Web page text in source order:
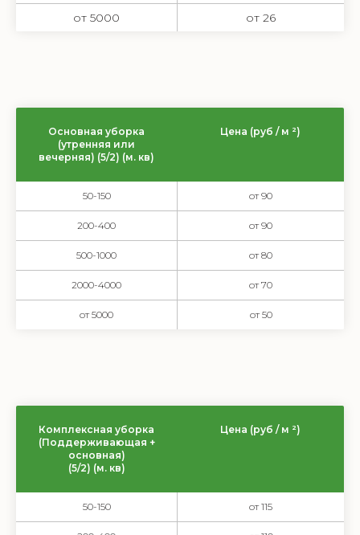
от 5000
от 26
Основная уборка
(утренняя или
вечерняя) (5/2) (м. кв)
Цена (руб / м ²)
50-150 от 90
200-400 от 90
500-1000 от 80
2000-4000 от 70
от 5000 от 50
Комплексная уборка
(Поддерживающая +
основная)
(5/2) (м. кв)
Цена (руб / м ²)
50-150 от 115